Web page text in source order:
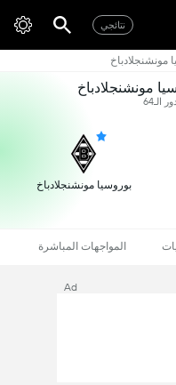
نتائجي
مونشنجلادباخ
مونشنجلادباخ
الـ64
بوروسيا مونشنجلادباخ
المواجهات المباشرة
Ad